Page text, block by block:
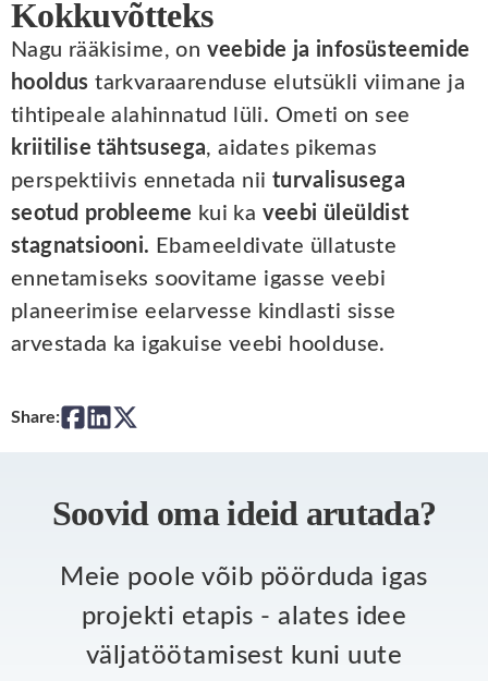
Kokkuvõtteks
Nagu rääkisime, on veebide ja infosüsteemide
hooldus tarkvaraarenduse elutsükli viimane ja
tihtipeale alahinnatud lüli. Ometi on see
kriitilise tähtsusega, aidates pikemas
perspektiivis ennetada nii turvalisusega
seotud probleeme kui ka veebi üleüldist
stagnatsiooni. Ebameeldivate üllatuste
ennetamiseks soovitame igasse veebi
planeerimise eelarvesse kindlasti sisse
arvestada ka igakuise veebi hoolduse.
Share:
Soovid oma ideid arutada?
Meie poole võib pöörduda igas
projekti etapis - alates idee
väljatöötamisest kuni uute